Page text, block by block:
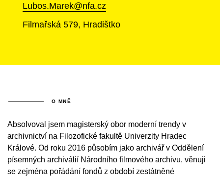
Lubos.Marek@nfa.cz
Filmařská 579, Hradištko
O MNĚ
Absolvoval jsem magisterský obor moderní trendy v
archivnictví na Filozofické fakultě Univerzity Hradec
Králové. Od roku 2016 působím jako archivář v Oddělení
písemných archiválií Národního filmového archivu, věnuji
se zejména pořádání fondů z období zestátněné